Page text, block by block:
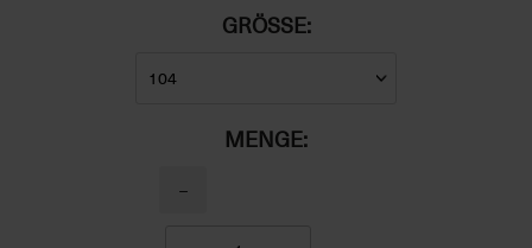
GRÖSSE:
MENGE:
−